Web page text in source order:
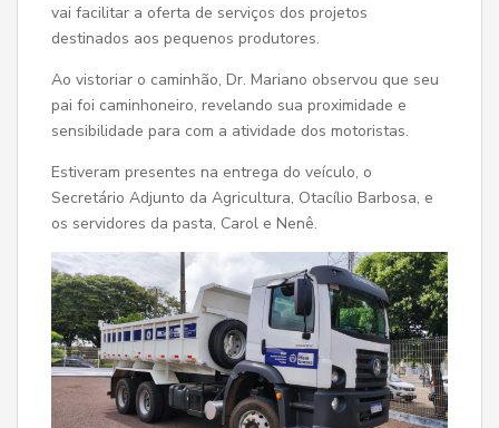
vai facilitar a oferta de serviços dos projetos
destinados aos pequenos produtores.
Ao vistoriar o caminhão, Dr. Mariano observou que seu
pai foi caminhoneiro, revelando sua proximidade e
sensibilidade para com a atividade dos motoristas.
Estiveram presentes na entrega do veículo, o
Secretário Adjunto da Agricultura, Otacílio Barbosa, e
os servidores da pasta, Carol e Nenê.